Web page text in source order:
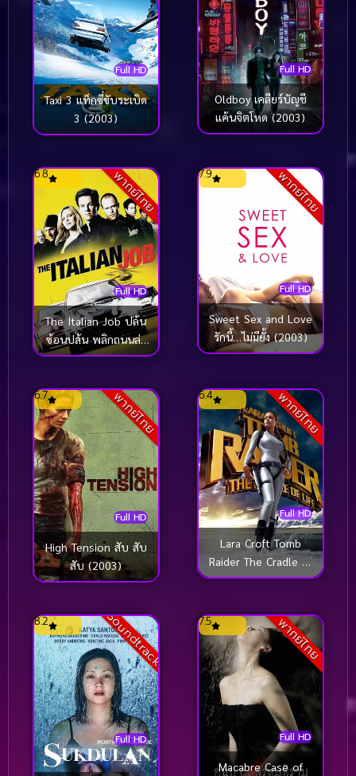
Full HD
Taxi 3 แท็กซี่ขับระเบิด
3 (2003)
Full HD
Oldboy เคลียร์บัญชี
แค้นจิตโหด (2003)
พากย์ไทย
Full HD
6.8
The Italian Job ปล้น
ซ้อนปล้น พลิกถนนล่า
(2003)
พากย์ไทย
Full HD
7.9
Sweet Sex and Love
รักนี้…ไม่มียั้ง (2003)
พากย์ไทย
Full HD
6.7
High Tension สับ สับ
สับ (2003)
พากย์ไทย
Full HD
6.4
Lara Croft Tomb
Raider The Cradle of
Life ลาร่า ครอฟท์ ทูม
ปริศนา (2003)
Soundtrack
Full HD
8.2 พากย์ไทย
Full HD
7.5
Macabre Case of